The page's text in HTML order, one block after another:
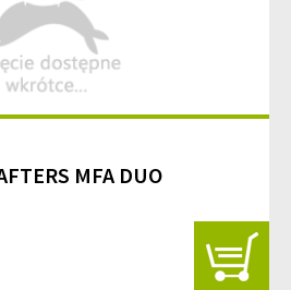
MFA DUO